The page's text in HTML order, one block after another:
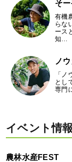
そー
有機
らな
ース
知…
ノ
「
とし
専門
イベント情報
農林水産FEST